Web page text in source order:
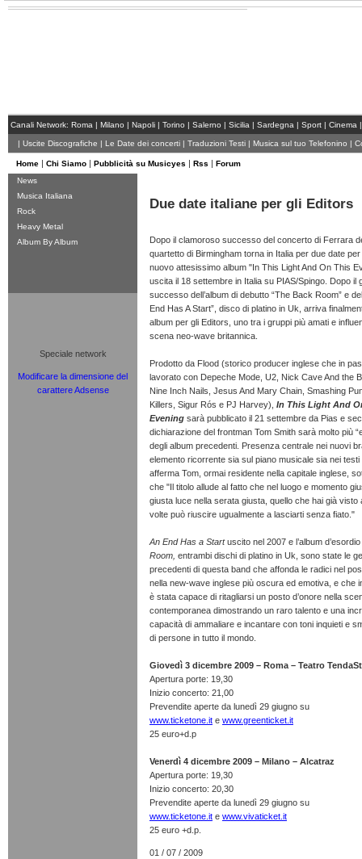
Canali Network: Roma | Milano | Napoli | Torino | Salerno | Sicilia | Sardegna | Sport | Cinema
| Uscite Discografiche | Le Date dei concerti | Traduzioni Testi | Musica sul tuo Telefonino |
Home | Chi Siamo | Pubblicità su Musicyes | Rss | Forum
News
Musica Italiana
Rock
Heavy Metal
Album By Album
Speciale network
Modificare la dimensione del
carattere Adsense
Due date italiane per gli Editors
Dopo il clamoroso successo del concerto di Ferrara
quartetto di Birmingham torna in Italia per due date
nuovo attesissimo album "In This Light And On This
uscita il 18 settembre in Italia su PIAS/Spingo. Dopo il
successo dell’album di debutto “The Back Room” e
End Has A Start”, disco di platino in Uk, arriva
album per gli Editors, uno tra i gruppi più amati e
scena neo-wave britannica.
Prodotto da Flood (storico producer inglese che in
lavorato con Depeche Mode, U2, Nick Cave And the
Nine Inch Nails, Jesus And Mary Chain, Smashing
Killers, Sigur Rós e PJ Harvey), In This Light And
Evening sarà pubblicato il 21 settembre da Pias e
dichiarazione del frontman Tom Smith sarà molto più
degli album precedenti. Presenza centrale nei nuovi
elemento ricorrente sia sul piano musicale sia nei
afferma Tom, ormai residente nella capitale inglese,
che "Il titolo allude al fatto che nel luogo e momento
giusta luce nella serata giusta, quello che hai già visto
volte può riuscire ugualmente a lasciarti senza fiato."
An End Has a Startuscito nel 2007 e l’album d’esordio
Room, entrambi dischi di platino in Uk, sono state le
precedenti di questa band che affonda le radici nel
nella new-wave inglese più oscura ed emotiva, e che
è stata capace di ritagliarsi un posto d’onore nella
contemporanea dimostrando un raro talento e una
capacità di ammaliare e incantare con toni inquieti e
di persone in tutto il mondo.
Giovedì 3 dicembre 2009 – Roma – Teatro
Apertura porte: 19,30
Inizio concerto: 21,00
Prevendite aperte da lunedì 29 giugno su
www.ticketone.it e www.greenticket.it
25 euro+d.p
Venerdì 4 dicembre 2009 – Milano – Alcatraz
Apertura porte: 19,30
Inizio concerto: 20,30
Prevendite aperte da lunedì 29 giugno su
www.ticketone.it e www.vivaticket.it
25 euro +d.p.
01 / 07 / 2009